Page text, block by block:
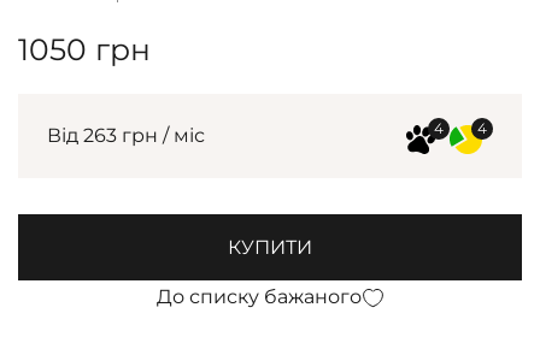
1050 грн
Від 263 грн / міс
КУПИТИ
До списку бажаного